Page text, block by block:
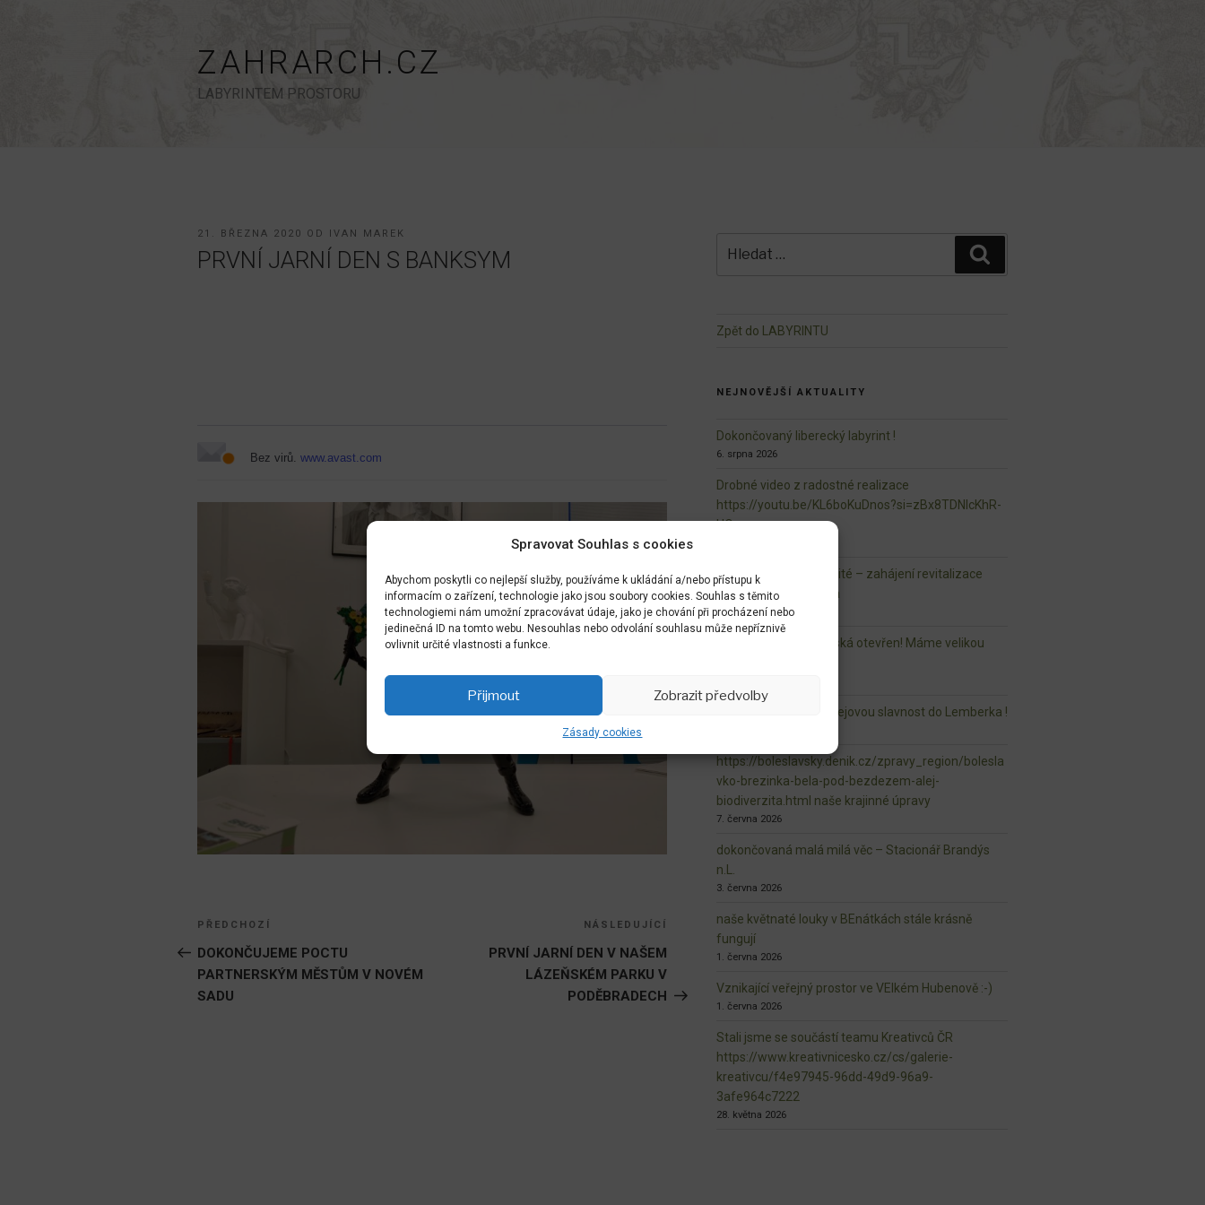
Spravovat Souhlas s cookies
Abychom poskytli co nejlepší služby, používáme k ukládání a/nebo přístupu k
informacím o zařízení, technologie jako jsou soubory cookies. Souhlas s těmito
technologiemi nám umožní zpracovávat údaje, jako je chování při procházení nebo
jedinečná ID na tomto webu. Nesouhlas nebo odvolání souhlasu může nepříznivě
ovlivnit určité vlastnosti a funkce.
Přijmout Zobrazit předvolby
Zásady cookies
ZAHRARCH.CZ
LABYRINTEM PROSTORU
PUBLIKOVÁNO
21. BŘEZNA 2020 OD IVAN MAREK
PRVNÍ JARNÍ DEN S BANKSYM
Bez virů.www.avast.com
Navigace
pro
příspěvek
Předchozí
příspěvek
PŘEDCHOZÍ
DOKONČUJEME POCTU
PARTNERSKÝM MĚSTŮM V NOVÉM
SADU
Následující
příspěvek
NÁSLEDUJÍCÍ
PRVNÍ JARNÍ DEN V NAŠEM
LÁZEŇSKÉM PARKU V
PODĚBRADECH
Zpět do LABYRINTU
NEJNOVĚJŠÍ AKTUALITY
Dokončovaný liberecký labyrint !
6. srpna 2026
Drobné video z radostné realizace
https://youtu.be/KL6boKuDnos?si=zBx8TDNlcKhR-
UQ-
i maličkosti jsou důležité – zahájení revitalizace
centra Sudova Hlavna
20. července 2026
Veřejný prostor Mladská otevřen! Máme velikou
zveme Vás na naši Alejovou slavnost do Lemberka !
https://boleslavsky.denik.cz/zpravy_region/bolesla
vko-brezinka-bela-pod-bezdezem-alej-
biodiverzita.html naše krajinné úpravy
7. června 2026
dokončovaná malá milá věc – Stacionář Brandýs
n.L.
3. června 2026
naše květnaté louky v BEnátkách stále krásně
fungují
1. června 2026
Vznikající veřejný prostor ve VElkém Hubenově :-)
1. června 2026
Stali jsme se součástí teamu Kreativců ČR
https://www.kreativnicesko.cz/cs/galerie-
kreativcu/f4e97945-96dd-49d9-96a9-
3afe964c7222
28. května 2026